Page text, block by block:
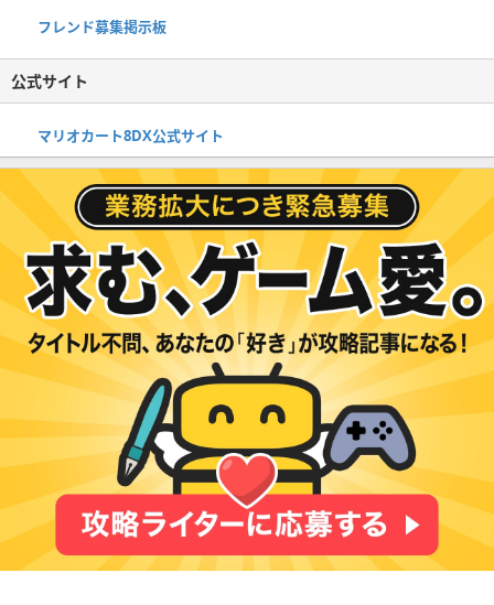
フレンド募集掲示板
公式サイト
マリオカート8DX公式サイト